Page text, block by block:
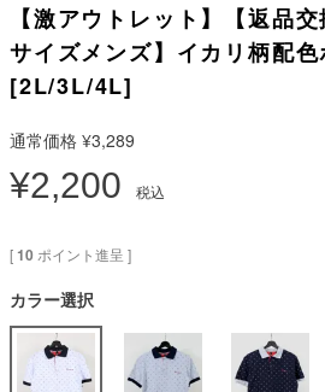
【激アウトレット】【返品
サイズメンズ】イカリ柄配
[2L/3L/4L]
通常価格 ¥3,289
¥2,200 税込
[10 ポイント進呈 ]
カラー選択